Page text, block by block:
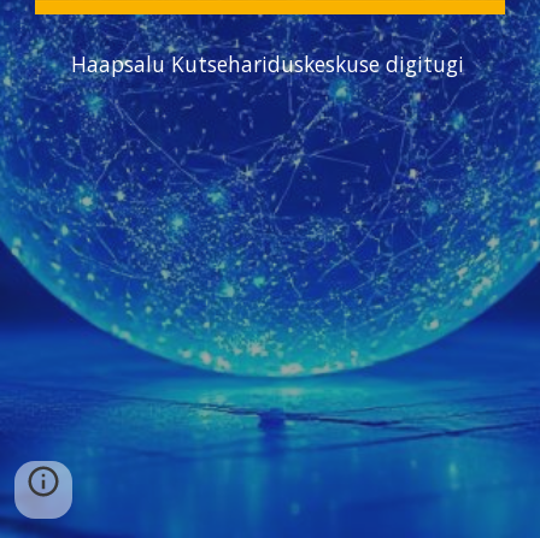
Haapsalu Kutsehariduskeskuse digitugi